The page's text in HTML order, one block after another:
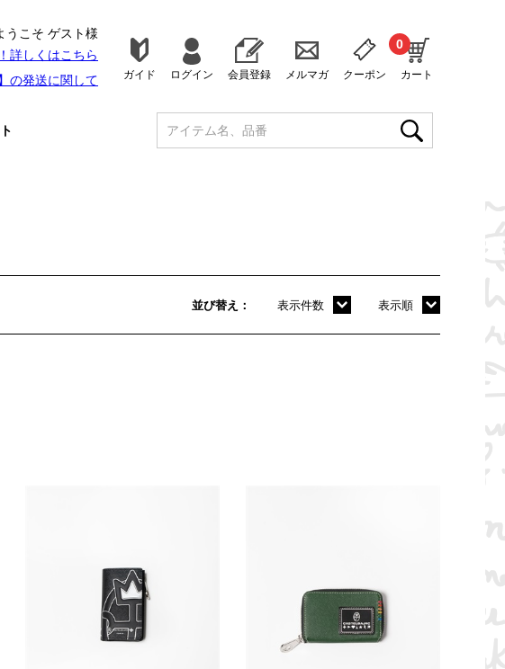
うこそ ゲスト様
詳しくはこちら
の発送に関して
ガイド ログイン 会員登録 メルマガ クーポン カート
0
並び替え 表示件数 表示順